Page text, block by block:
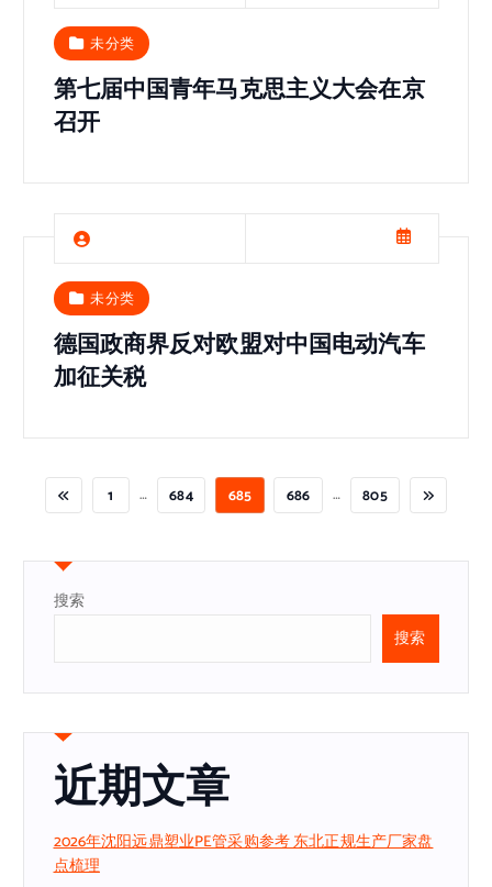
未分类
第七届中国青年马克思主义大会在京
召开
未分类
德国政商界反对欧盟对中国电动汽车
加征关税
1 … 684 685 686 … 805
搜索
搜索
近期文章
2026年沈阳远鼎塑业PE管采购参考 东北正规生产厂家盘
点梳理